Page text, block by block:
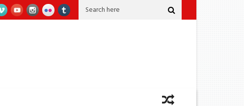
සියලුම මත්පැන්හල් මේ දිනවලදී වසා තැබිය යුතුයි – සුරාබදු දෙපාර්තමේන්තුවෙන්